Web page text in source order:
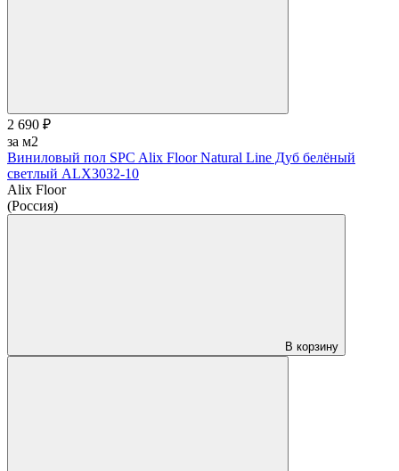
2 690 ₽
за м2
Виниловый пол SPC Alix Floor Natural Line Дуб белёный
светлый ALX3032-10
Alix Floor
(Россия)
В корзину